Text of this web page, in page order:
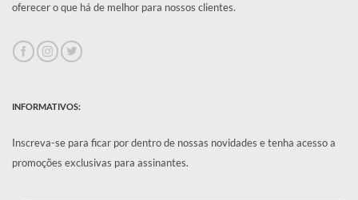
oferecer o que há de melhor para nossos clientes.
INFORMATIVOS:
Inscreva-se para ficar por dentro de nossas novidades e tenha acesso a
promoções exclusivas para assinantes.